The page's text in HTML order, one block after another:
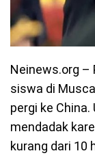
Neinews.org –
siswa di
pergi ke
mendadak
kurang dari 10